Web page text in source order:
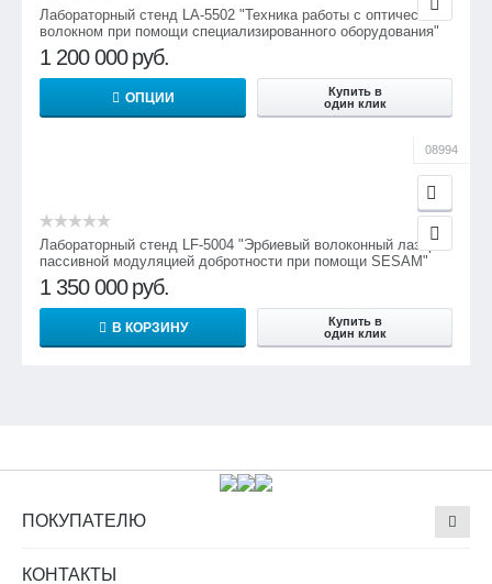
Лабораторный стенд LA-5502 "Техника работы с оптическим
волокном при помощи специализированного оборудования"
1 200 000 руб.
ОПЦИИ
Купить в
один клик
08994
Лабораторный стенд LF-5004 "Эрбиевый волоконный лазер с
пассивной модуляцией добротности при помощи SESAM"
1 350 000 руб.
В КОРЗИНУ
Купить в
один клик
ПОКУПАТЕЛЮ
КОНТАКТЫ